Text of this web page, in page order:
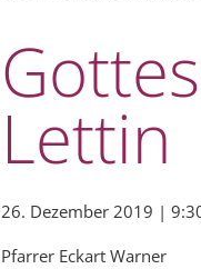
Lettin
26. Dezember 2019 |
Pfarrer Eckart Warner